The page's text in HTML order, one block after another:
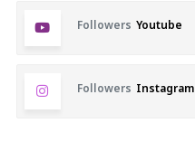
Followers Youtube
Followers Instagram